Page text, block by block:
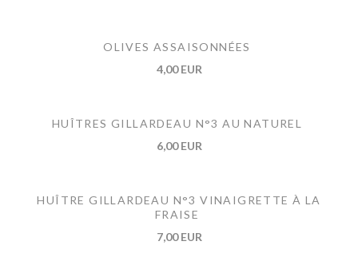
OLIVES ASSAISONNÉES
4,00 EUR
HUÎTRES GILLARDEAU N°3 AU NATUREL
6,00 EUR
HUÎTRE GILLARDEAU N°3 VINAIGRETTE À LA
FRAISE
7,00 EUR